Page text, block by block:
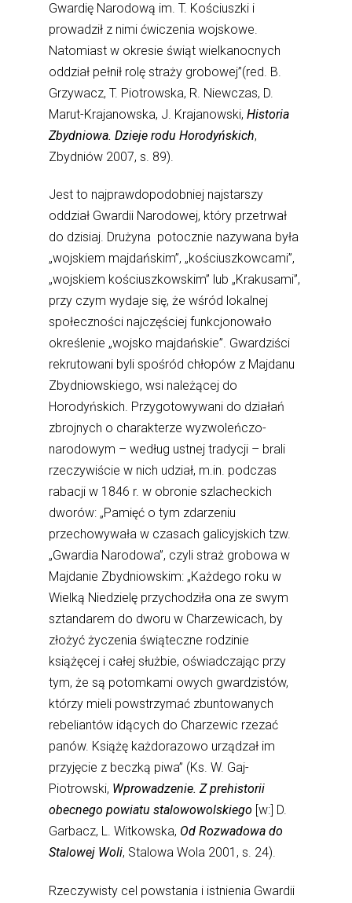
Gwardię Narodową im. T. Kościuszki i
prowadził z nimi ćwiczenia wojskowe.
Natomiast w okresie świąt wielkanocnych
oddział pełnił rolę straży grobowej”(red. B.
Grzywacz, T. Piotrowska, R. Niewczas, D.
Marut-Krajanowska, J. Krajanowski,Historia
Zbydniowa. Dzieje rodu Horodyńskich,
Zbydniów 2007, s. 89).
Jest to najprawdopodobniej najstarszy
oddział Gwardii Narodowej, który przetrwał
do dzisiaj. Drużyna potocznie nazywana była
„wojskiem majdańskim”, „kościuszkowcami”,
„wojskiem kościuszkowskim” lub „Krakusami”,
przy czym wydaje się, że wśród lokalnej
społeczności najczęściej funkcjonowało
określenie „wojsko majdańskie”. Gwardziści
rekrutowani byli spośród chłopów z Majdanu
Zbydniowskiego, wsi należącej do
Horodyńskich. Przygotowywani do działań
zbrojnych o charakterze wyzwoleńczo-
narodowym – według ustnej tradycji – brali
rzeczywiście w nich udział, m.in. podczas
rabacji w 1846 r. w obronie szlacheckich
dworów: „Pamięć o tym zdarzeniu
przechowywała w czasach galicyjskich tzw.
„Gwardia Narodowa”, czyli straż grobowa w
Majdanie Zbydniowskim: „Każdego roku w
Wielką Niedzielę przychodziła ona ze swym
sztandarem do dworu w Charzewicach, by
złożyć życzenia świąteczne rodzinie
książęcej i całej służbie, oświadczając przy
tym, że są potomkami owych gwardzistów,
którzy mieli powstrzymać zbuntowanych
rebeliantów idących do Charzewic rzezać
panów. Książę każdorazowo urządzał im
przyjęcie z beczką piwa” (Ks. W. Gaj-
Piotrowski, Wprowadzenie. Z prehistorii
obecnego powiatu stalowowolskiego [w:] D.
Garbacz, L. Witkowska, Od Rozwadowa do
Stalowej Woli, Stalowa Wola 2001, s. 24).
Rzeczywisty cel powstania i istnienia Gwardii